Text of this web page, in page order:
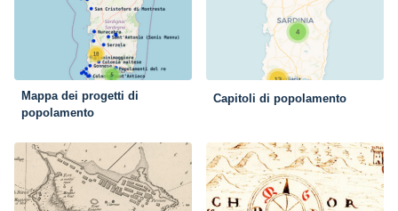
Mappa dei progetti di
popolamento
Capitoli di popolamento